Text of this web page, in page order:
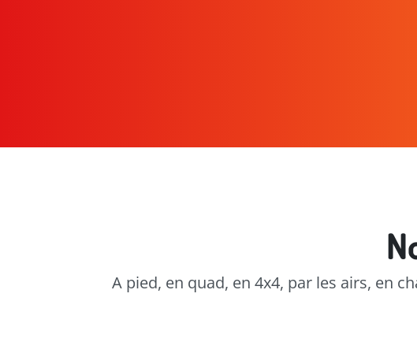
A pied, en quad, en 4x4, par les airs, en